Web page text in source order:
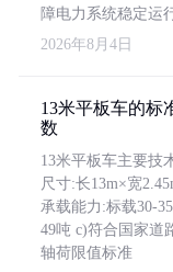
障电力系统稳定运
2026年8月4日
13米平板车的标
数
13米平板车主要技
尺寸:长13m×宽
承载能力:标载30-
49吨 c)符合国家道
轴荷限值标准